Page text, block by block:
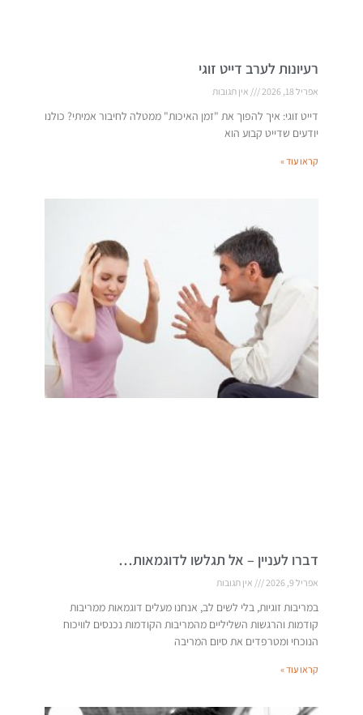
רעיונות לערב דייט זוגי
אפריל 18, 2026 אין תגובות
דייט זוגי: איך להפוך את "זמן האיכות" ממטלה לחיבור אמיתי? כולנו
יודעים שדייט קבוע הוא
קראו עוד »
דברו לעניין – אל תגלשו לדוגמאות…
אפריל 9, 2026 אין תגובות
במריבות זוגיות, בלי לשים לב, אנחנו מעלים דוגמאות ממריבות
קודמות והרגשות השליליים מהמריבות הקודמות נכנסים לוויכוח
הנוכחי ומטרפדים את סיום המריבה
קראו עוד »